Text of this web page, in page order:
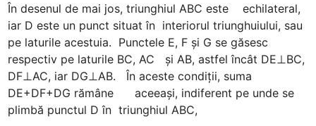
În desenul de mai jos, triunghiul ABC este    echilateral,
iar D este un punct situat în  interiorul triunghuiului, sau
pe laturile acestuia.  Punctele E, F şi G se găsesc
respectiv pe laturile BC, AC   şi AB, astfel încât DE⊥BC,
DF⊥AC, iar DG⊥AB.   În aceste condiţii, suma
DE+DF+DG rămâne      aceeaşi, indiferent pe unde se
plimbă punctul D în  triunghiul ABC,